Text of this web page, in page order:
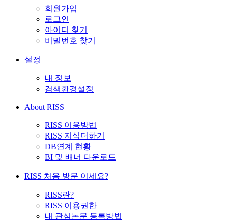
회원가입
로그인
아이디 찾기
비밀번호 찾기
설정
내 정보
검색환경설정
About RISS
RISS 이용방법
RISS 지식더하기
DB연계 현황
BI 및 배너 다운로드
RISS 처음 방문 이세요?
RISS란?
RISS 이용권한
내 관심논문 등록방법